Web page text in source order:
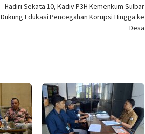
Hadiri Sekata 10, Kadiv P3H Kemenkum Sulbar
Dukung Edukasi Pencegahan Korupsi Hingga ke
Desa